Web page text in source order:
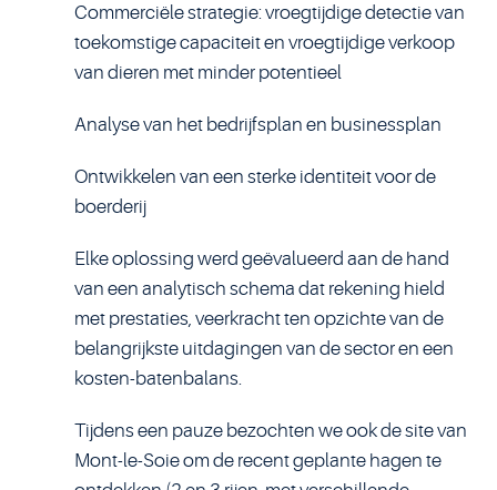
Commerciële strategie: vroegtijdige detectie van
toekomstige capaciteit en vroegtijdige verkoop
van dieren met minder potentieel
Analyse van het bedrijfsplan en businessplan
Ontwikkelen van een sterke identiteit voor de
boerderij
Elke oplossing werd geëvalueerd aan de hand
van een analytisch schema dat rekening hield
met prestaties, veerkracht ten opzichte van de
belangrijkste uitdagingen van de sector en een
kosten-batenbalans.
Tijdens een pauze bezochten we ook de site van
Mont-le-Soie om de recent geplante hagen te